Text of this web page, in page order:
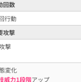
回数
行動
攻撃
撃
変化
威力1段階アップ